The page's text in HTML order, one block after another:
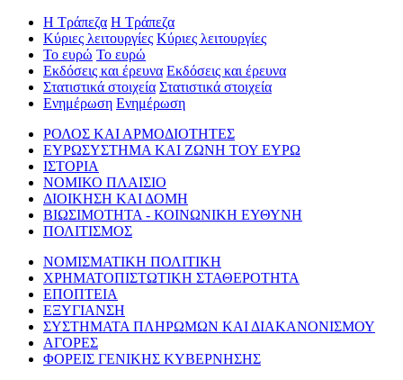
Η Τράπεζα Η Τράπεζα
Κύριες λειτουργίες Κύριες λειτουργίες
Το ευρώ Το ευρώ
Εκδόσεις και έρευνα Εκδόσεις και έρευνα
Στατιστικά στοιχεία Στατιστικά στοιχεία
Ενημέρωση Ενημέρωση
ΡΟΛΟΣ ΚΑΙ ΑΡΜΟΔΙΟΤΗΤΕΣ
ΕΥΡΩΣΥΣΤΗΜΑ ΚΑΙ ΖΩΝΗ ΤΟΥ ΕΥΡΩ
ΙΣΤΟΡΙΑ
ΝΟΜΙΚΟ ΠΛΑΙΣΙΟ
ΔΙΟΙΚΗΣΗ ΚΑΙ ΔΟΜΗ
ΒΙΩΣΙΜΟΤΗΤΑ - ΚΟΙΝΩΝΙΚΗ ΕΥΘΥΝΗ
ΠΟΛΙΤΙΣΜΟΣ
ΝΟΜΙΣΜΑΤΙΚΗ ΠΟΛΙΤΙΚΗ
ΧΡΗΜΑΤΟΠΙΣΤΩΤΙΚΗ ΣΤΑΘΕΡΟΤΗΤΑ
ΕΠΟΠΤΕΙΑ
ΕΞΥΓΙΑΝΣΗ
ΣΥΣΤΗΜΑΤΑ ΠΛΗΡΩΜΩΝ ΚΑΙ ΔΙΑΚΑΝΟΝΙΣΜΟΥ
ΑΓΟΡΕΣ
ΦΟΡΕΙΣ ΓΕΝΙΚΗΣ ΚΥΒΕΡΝΗΣΗΣ